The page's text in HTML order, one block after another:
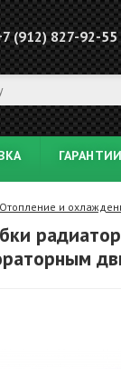
(912) 827-92-
ГАРАНТИИ
Отопление и